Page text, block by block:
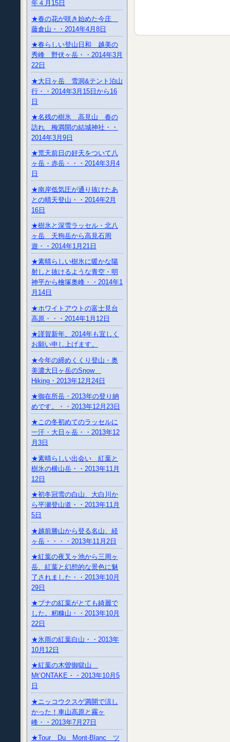
年４月15日
★春の花が咲き始めた今庄
藤倉山・・2014年4月8日
★春らしい登山日和 越美の
秀峰 野伏ヶ岳・・2014年3月
22日
★大日ヶ岳 雪洞&テント泊山
行・・2014年3月15日から16
日
★名残の樹氷 高見山 春の
訪れ 梅満開の結城神社・・
2014年3月9日
★荒天前日の好天をついて八
ヶ岳・赤岳・・・2014年3月4
日
★南岸低気圧が通り抜けたあ
との晴天登山・・2014年2月
16日
★樹氷と深雪ラッセル・北八
ヶ岳 天狗岳から高見石周
遊・・2014年1月21日
★素晴らしい樹氷に暖かな陽
射しと抜けるような青空・明
神平から檜塚奥峰・・2014年1
月14日
★ホワイトアウトの富士見台
高原・・・2014年1月12日
★謹賀新年、2014年も宜しく
お願い申し上げます。
★今年の締めくくり登山・奥
美濃大日ヶ岳のSnow
Hiking・2013年12月24日
★御在所岳・2013年の登り納
めです。・・2013年12月23日
★この冬初めてのラッセルに
一汗・大日ヶ岳・・2013年12
月3日
★素晴らしい出会い 紅葉と
樹氷の横山岳・・2013年11月
12日
★初冬冠雪の白山、大白川か
ら平瀬登山道・・2013年11月
5日
★越前勝山から登る名山、経
ヶ岳・・・・2013年11月2日
★紅葉の夜叉ヶ池から三周ヶ
岳、紅葉と幻想的な景色に魅
了されました・・2013年10月
29日
★ブナの紅葉がとても綺麗で
した。籾糠山・・2013年10月
22日
★氷雨の紅葉白山・・2013年
10月12日
★紅葉の木曽御獄山
Mt’ONTAKE・・2013年10月5
日
★ニッコウクスゲ満開で涼し
かった！車山高原と霧ヶ
峰・・2013年7月27日
★Tour Du Mont-Blanc ツ